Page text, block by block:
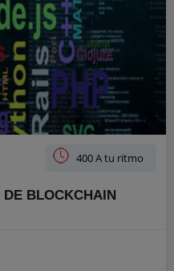
400 A tu ritmo
BLOCKCHAIN